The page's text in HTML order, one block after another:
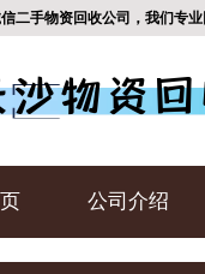
二手物资回收公司，我们专
公司介绍